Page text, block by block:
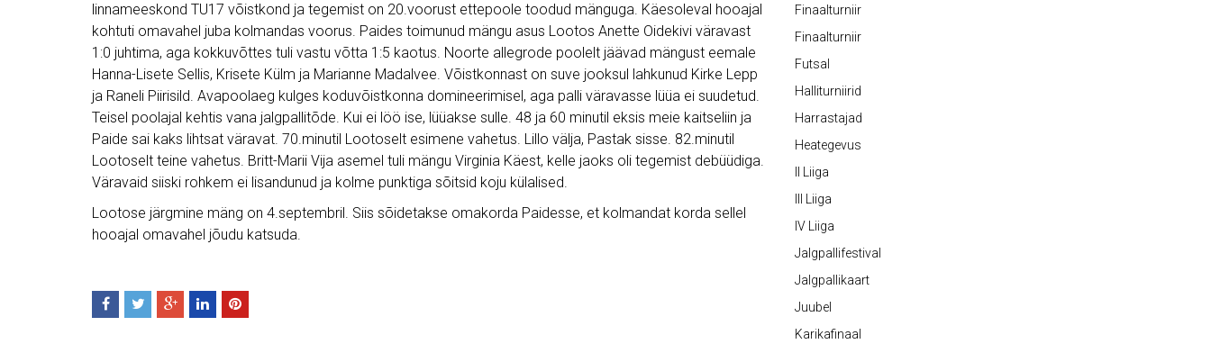
linnameeskond TU17 võistkond ja tegemist on 20.voorust ettepoole toodud mänguga. Käesoleval hooajal
kohtuti omavahel juba kolmandas voorus. Paides toimunud mängu asus Lootos Anette Oidekivi väravast
1:0 juhtima, aga kokkuvõttes tuli vastu võtta 1:5 kaotus. Noorte allegrode poolelt jäävad mängust eemale
Hanna-Lisete Sellis, Krisete Külm ja Marianne Madalvee. Võistkonnast on suve jooksul lahkunud Kirke Lepp
ja Raneli Piirisild. Avapoolaeg kulges koduvõistkonna domineerimisel, aga palli väravasse lüüa ei suudetud.
Teisel poolajal kehtis vana jalgpallitõde. Kui ei löö ise, lüüakse sulle. 48 ja 60 minutil eksis meie kaitseliin ja
Paide sai kaks lihtsat väravat. 70.minutil Lootoselt esimene vahetus. Lillo välja, Pastak sisse. 82.minutil
Lootoselt teine vahetus. Britt-Marii Vija asemel tuli mängu Virginia Käest, kelle jaoks oli tegemist debüüdiga.
Väravaid siiski rohkem ei lisandunud ja kolme punktiga sõitsid koju külalised.
Lootose järgmine mäng on 4.septembril. Siis sõidetakse omakorda Paidesse, et kolmandat korda sellel
hooajal omavahel jõudu katsuda.
Finaalturniir
Finaalturniir
Futsal
Halliturniirid
Harrastajad
Heategevus
II Liiga
III Liiga
IV Liiga
Jalgpallifestival
Jalgpallikaart
Juubel
Karikafinaal